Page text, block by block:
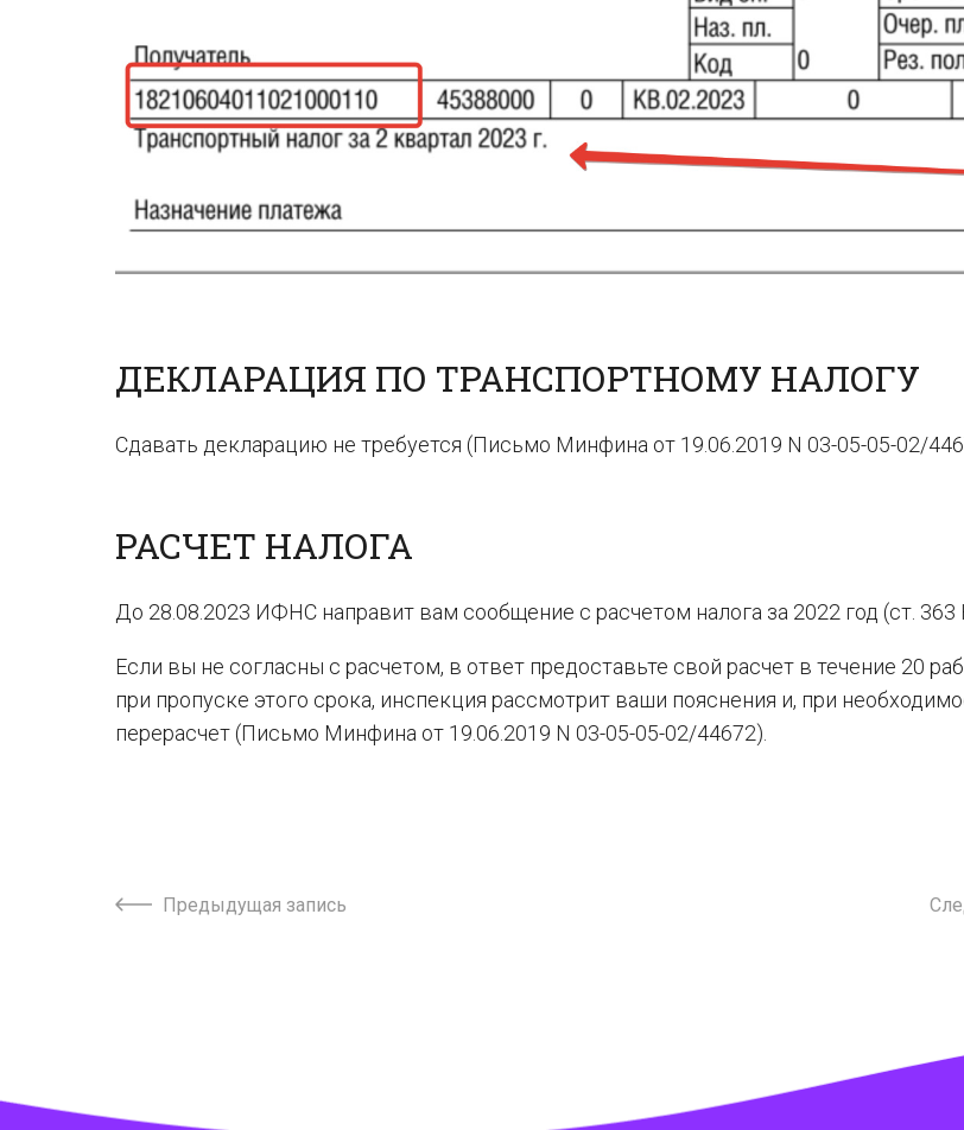
ДЕКЛАРАЦИЯ ПО ТРАНСПОРТНОМУ НАЛОГУ
Сдавать декларацию не требуется (Письмо Минфина от 19.06.2019 N 03-05-05-02/
РАСЧЕТ НАЛОГА
До 28.08.2023 ИФНС направит вам сообщение с расчетом налога за 2022 год (ст.
Если вы не согласны с расчетом, в ответ предоставьте свой расчет в течение 20
при пропуске этого срока, инспекция рассмотрит ваши пояснения и, при
перерасчет (Письмо Минфина от 19.06.2019 N 03-05-05-02/44672).
Предыдущая запись